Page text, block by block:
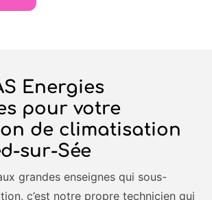
Energies
pour votre
de climatisation
sur-Sée
grandes enseignes qui sous-
c’est notre propre technicien qui